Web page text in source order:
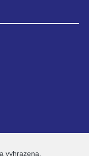
vyhrazena.